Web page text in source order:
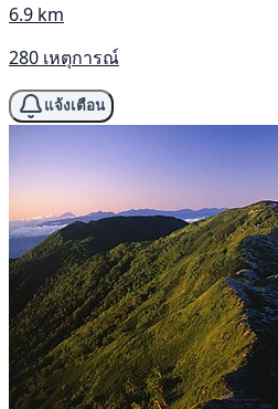
6.9 km
280 เหตุการณ์
แจ้งเตือน